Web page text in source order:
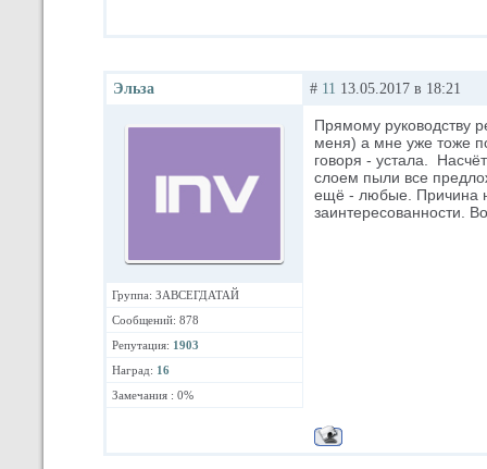
Эльза
Группа: ЗАВСЕГДАТАЙ
Сообщений: 878
Репутация: 1903
Наград: 16
Замечания : 0%
# 11 13.05.2017 в 18:21
Прямому руководству
меня) а мне уже тоже
говоря - устала.
слоем пыли все
ещё - любые. Причина
заинтересованности.